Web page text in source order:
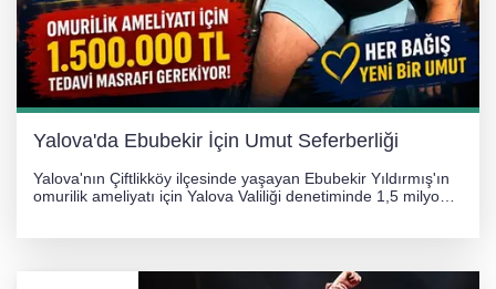
Otomobil Hurdaya Döndü
Yalova'da Ebubekir İçin Umut Seferberliği
Yalova'nın Çiftlikköy ilçesinde yaşayan Ebubekir Yıldırmış'ın
omurilik ameliyatı için Yalova Valiliği denetiminde 1,5 milyon